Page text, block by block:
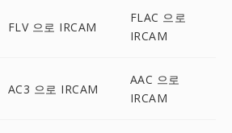
FLV 으로 IRCAM
FLAC 으로
IRCAM
AC3 으로 IRCAM
AAC 으로
IRCAM